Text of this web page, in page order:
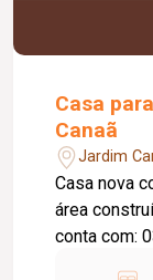
Casa
Canaã
Jardim
Casa nova
área construída. Terreno com 125,00
conta com: